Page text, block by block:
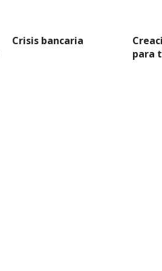
Crisis bancaria
para